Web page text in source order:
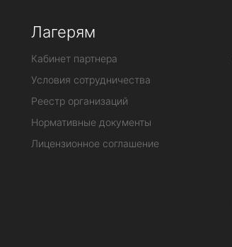
Лагерям
Кабинет партнера
Условия сотрудничества
Реестр организаций
Нормативные документы
Лицензионное соглашение